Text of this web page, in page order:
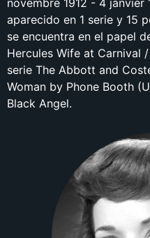
novembre 1912 - 4
aparecido en 1 serie y 15
se encuentra en el papel
Hercules Wife at Carnival
serie The Abbott and
Woman by Phone Booth
Black Angel.